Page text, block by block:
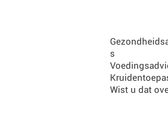
s
Wist u dat